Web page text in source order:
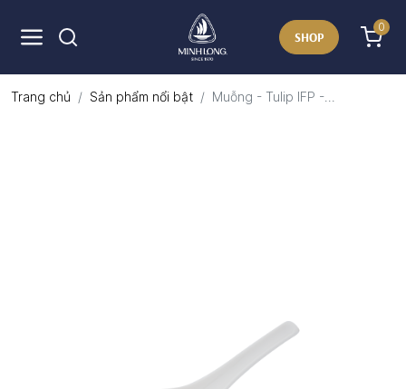
SHOP
0
Trang chủ Sản phẩm nổi bật Muỗng - Tulip IFP -...